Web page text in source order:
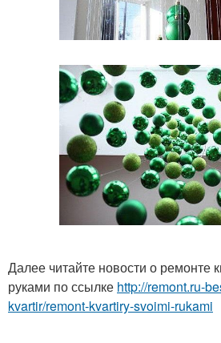
Далее читайте новости о ремонте
руками по ссылке http://remont.ru-
kvartir/remont-kvartiry-svoimi-rukami